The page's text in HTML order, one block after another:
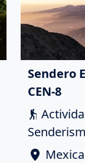
Sendero
CEN-8